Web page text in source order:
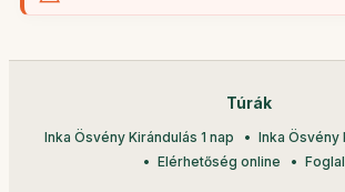
Túrák
Inka Ösvény Kirándulás 1 nap
Inka Ösvény
Elérhetőség online